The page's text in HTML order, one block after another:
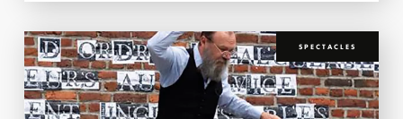
SPECTACLES